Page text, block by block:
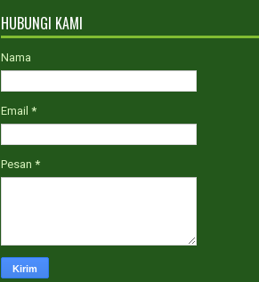
HUBUNGI KAMI
Nama
Email *
Pesan *